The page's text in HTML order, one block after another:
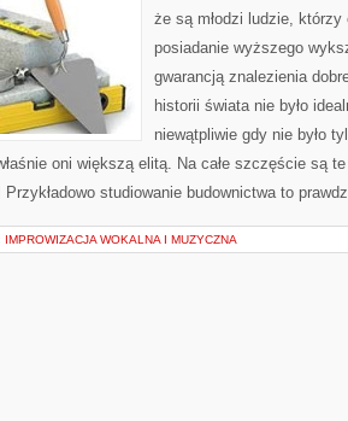
że są młodzi ludzie,
posiadanie wyższego
gwarancją znalezienia
historii świata nie było
niewątpliwie gdy nie było
oni większą elitą. Na całe szczęście są
studiowanie budownictwa to
IMPROWIZACJA WOKALNA I MUZYCZNA